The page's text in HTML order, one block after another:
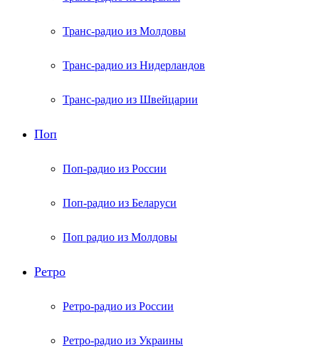
Транс-радио из Молдовы
Транс-радио из Нидерландов
Транс-радио из Швейцарии
Поп
Поп-радио из России
Поп-радио из Беларуси
Поп радио из Молдовы
Ретро
Ретро-радио из России
Ретро-радио из Украины